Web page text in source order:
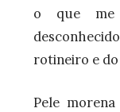
o que me
rotineiro e
Pele